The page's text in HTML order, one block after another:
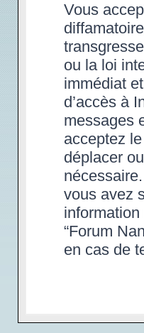
Vous
ou la loi
immédiat
d’accès à
messages
acceptez
déplacer
vous avez
“Forum
en cas de